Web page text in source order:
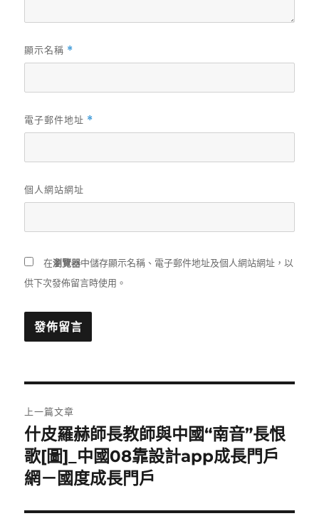
顯示名稱 *
電子郵件地址 *
個人網站網址
在瀏覽器中儲存顯示名稱、電子郵件地址及個人網站網址，以
供下次發佈留言時使用。
章
導
覽
上一篇文章
上
一
篇
章:
什皮羅赫師長教師與中國“南音”長恨
歌[圖]_中國08靠設計app成長門戶
網－國度成長門戶